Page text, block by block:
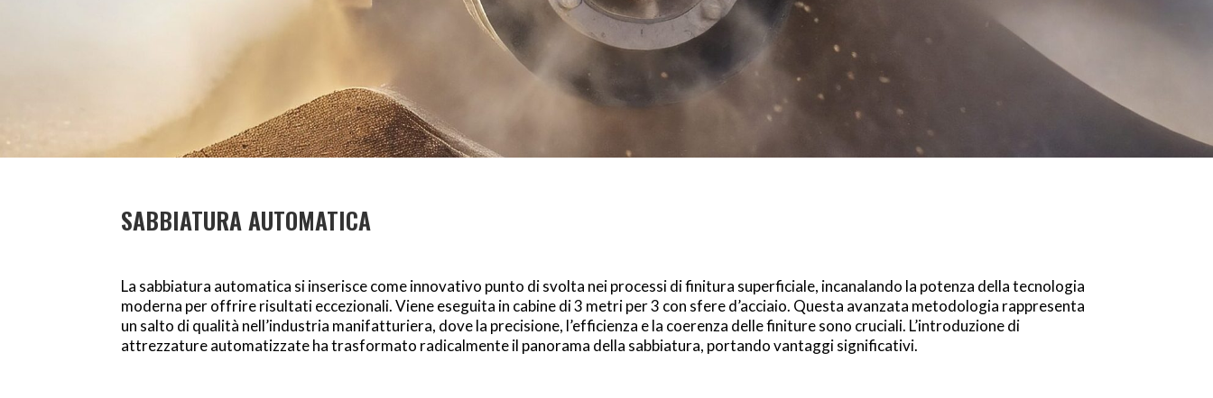
SABBIATURA AUTOMATICA
La sabbiatura automatica si inserisce come innovativo punto di svolta nei processi di finitura superficiale, incanalando la potenza della tecnologia
moderna per offrire risultati eccezionali. Viene eseguita in cabine di 3 metri per 3 con sfere d’acciaio. Questa avanzata metodologia rappresenta
un salto di qualità nell’industria manifatturiera, dove la precisione, l’efficienza e la coerenza delle finiture sono cruciali. L’introduzione di
attrezzature automatizzate ha trasformato radicalmente il panorama della sabbiatura, portando vantaggi significativi.